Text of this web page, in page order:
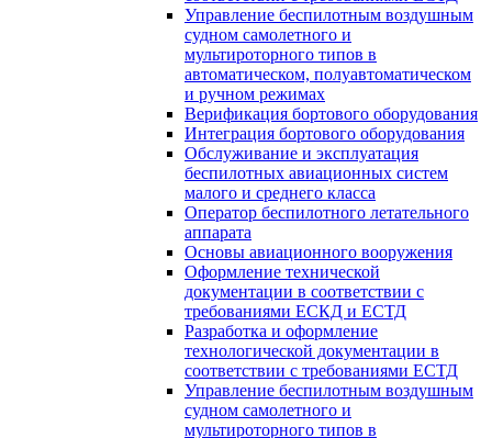
Управление беспилотным воздушным
судном самолетного и
мультироторного типов в
автоматическом, полуавтоматическом
и ручном режимах
Верификация бортового оборудования
Интеграция бортового оборудования
Обслуживание и эксплуатация
беспилотных авиационных систем
малого и среднего класса
Оператор беспилотного летательного
аппарата
Основы авиационного вооружения
Оформление технической
документации в соответствии с
требованиями ЕСКД и ЕСТД
Разработка и оформление
технологической документации в
соответствии с требованиями ЕСТД
Управление беспилотным воздушным
судном самолетного и
мультироторного типов в